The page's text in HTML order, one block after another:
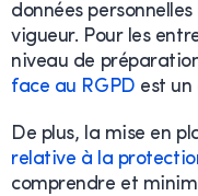
données
vigueur. Pour les
niveau de
face au RGPD est un
De plus, la mise en
relative à la
comprendre et